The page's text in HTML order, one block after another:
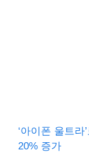
‘아이폰 울트
20% 증가